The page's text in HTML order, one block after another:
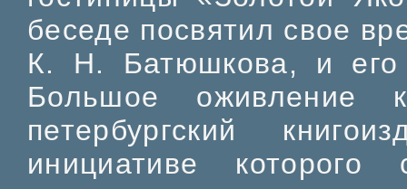
беседе посвятил свое
К. Н. Батюшкова, и его
Большое оживление
петербургский
инициативе